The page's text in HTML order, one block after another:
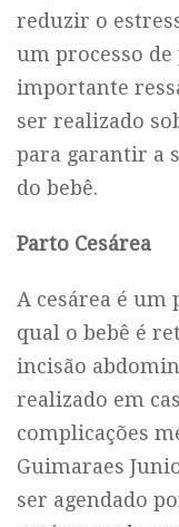
reduzir o
um processo
importante
ser realizado
para garantir a
do bebê.
Parto Cesárea
A cesárea é
qual o bebê é
incisão
realizado em
complicações
Guimaraes
ser agendado